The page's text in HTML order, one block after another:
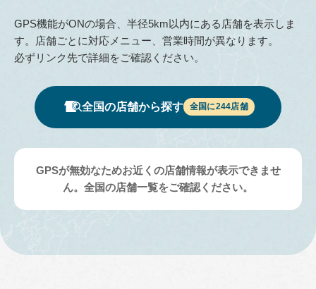
GPS機能がONの場合、半径5km以内にある店舗を表示しま
す。店舗ごとに対応メニュー、営業時間が異なります。
必ずリンク先で詳細をご確認ください。
全国の店舗から探す 全国に244店舗
GPSが無効なためお近くの店舗情報が表示できませ
ん。全国の店舗一覧をご確認ください。